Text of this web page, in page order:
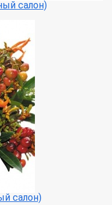
салон)
салон)